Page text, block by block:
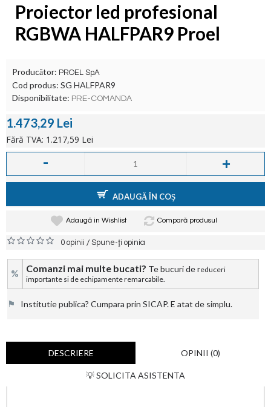
Proiector led profesional
RGBWA HALFPAR9 Proel
Producător: PROEL SpA
Cod produs: SG HALFPAR9
Disponibilitate: PRE-COMANDA
1.473,29 Lei
Fără TVA: 1.217,59 Lei
- +
ADAUGĂ ÎN COŞ
Adaugă in Wishlist Compară produsul
0 opinii /Spune-ţi opinia
% Comanzi mai multe bucati? Te bucuri de reduceri
importante si de echipamente remarcabile.
⚑ Institutie publica? Cumpara prin SICAP. E atat de simplu.
DESCRIERE OPINII (0)
💡 SOLICITA ASISTENTA